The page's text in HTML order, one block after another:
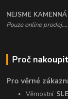
NEJSME
Pouze online prodej....
Proč
Pro věrné
Věrnostní